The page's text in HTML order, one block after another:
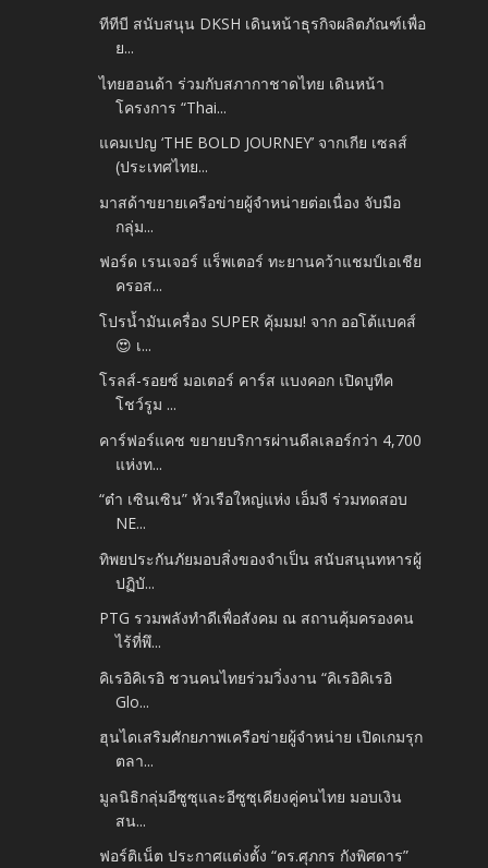
ทีทีบี สนับสนุน DKSH เดินหน้าธุรกิจผลิตภัณฑ์เพื่อ
ย...
ไทยฮอนด้า ร่วมกับสภากาชาดไทย เดินหน้า
โครงการ “Thai...
แคมเปญ ‘THE BOLD JOURNEY’ จากเกีย เซลส์
(ประเทศไทย...
มาสด้าขยายเครือข่ายผู้จำหน่ายต่อเนื่อง จับมือ
กลุ่ม...
ฟอร์ด เรนเจอร์ แร็พเตอร์ ทะยานคว้าแชมป์เอเชีย
ครอส...
โปรน้ำมันเครื่อง SUPER คุ้มมม! จาก ออโต้แบคส์
😍 เ...
โรลส์-รอยซ์ มอเตอร์ คาร์ส แบงคอก เปิดบูทีค
โชว์รูม ...
คาร์ฟอร์แคช ขยายบริการผ่านดีลเลอร์กว่า 4,700
แห่งท...
“ต๋า เซินเซิน” หัวเรือใหญ่แห่ง เอ็มจี ร่วมทดสอบ
NE...
ทิพยประกันภัยมอบสิ่งของจำเป็น สนับสนุนทหารผู้
ปฏิบั...
PTG รวมพลังทำดีเพื่อสังคม ณ สถานคุ้มครองคน
ไร้ที่พึ...
คิเรอิคิเรอิ ชวนคนไทยร่วมวิ่งงาน “คิเรอิคิเรอิ
Glo...
ฮุนไดเสริมศักยภาพเครือข่ายผู้จำหน่าย เปิดเกมรุก
ตลา...
มูลนิธิกลุ่มอีซูซุและอีซูซุเคียงคู่คนไทย มอบเงิน
สน...
ฟอร์ติเน็ต ประกาศแต่งตั้ง “ดร.ศุภกร กังพิศดาร”